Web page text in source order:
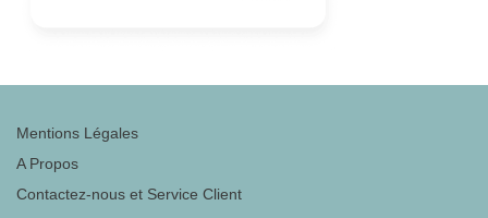
Mentions Légales
A Propos
Contactez-nous et Service Client